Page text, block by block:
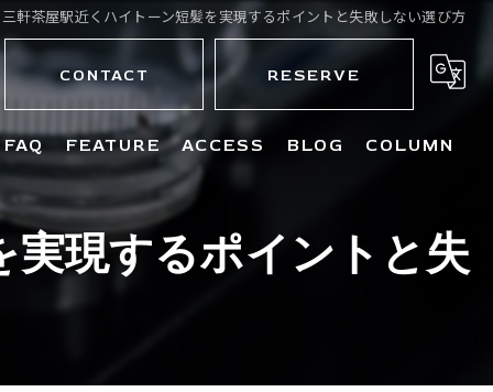
軒茶屋駅近くハイトーン短髪を実現するポイントと失敗しない選び方
CONTACT RESERVE
FAQ FEATURE
パーマ
フェード
ACCESS BLOG COLUMN
実現するポイントと失